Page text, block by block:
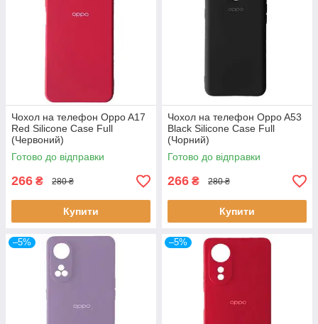
Чохол на телефон Oppo A17
Red Silicone Case Full
(Червоний)
Готово до відправки
266 ₴ 280 ₴
Купити
Чохол на телефон Oppo A53
Black Silicone Case Full
(Чорний)
Готово до відправки
266 ₴ 280 ₴
Купити
–5% –5%